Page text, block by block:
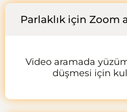
Parlaklık için Zoom
Video aramada
düşmesi için